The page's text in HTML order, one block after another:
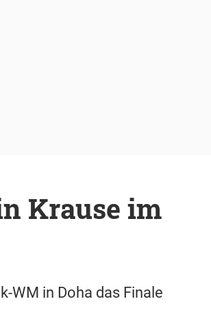
Krause im
WM in Doha das Finale